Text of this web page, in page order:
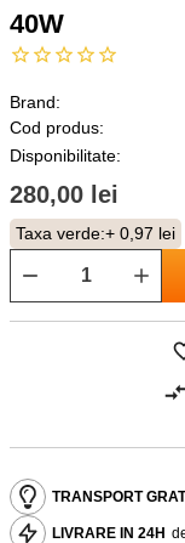
40W
Brand:
Cod produs:
Disponibilitate:
280,00 lei
Taxa verde:+ 0,97 lei
TRANSPORT
LIVRARE IN 24H